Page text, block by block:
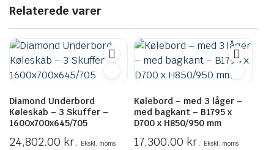
Relaterede varer
Diamond Underbord
Køleskab – 3 Skuffer –
1600x700x645/705
24,802.00 kr. Ekskl. moms
Kølebord – med 3 låger –
med bagkant – B1795 x
D700 x H850/950 mm
17,300.00 kr. Ekskl. moms